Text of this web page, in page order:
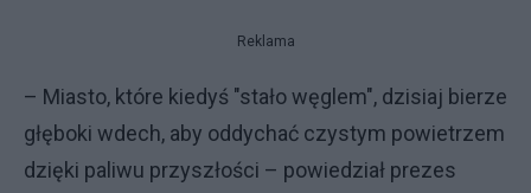
Reklama
– Miasto, które kiedyś "stało węglem", dzisiaj bierze
głęboki wdech, aby oddychać czystym powietrzem
dzięki paliwu przyszłości – powiedział prezes